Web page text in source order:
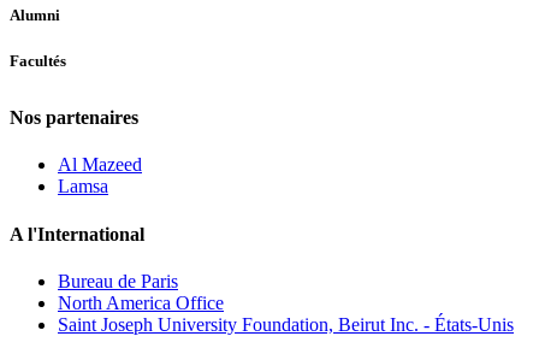
Alumni
Facultés
Nos partenaires
Al Mazeed
Lamsa
A l'International
Bureau de Paris
North America Office
Saint Joseph University Foundation, Beirut Inc. - États-Unis